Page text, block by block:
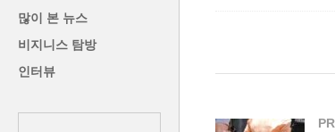
많이 본 뉴스
비지니스 탐방
인터뷰